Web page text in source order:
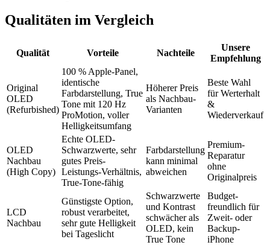
Qualitäten im Vergleich
Qualität Vorteile Nachteile
Unsere
Empfehlung
Original
OLED
(Refurbished)
100 % Apple-Panel,
identische
Farbdarstellung, True
Tone mit 120 Hz
ProMotion, voller
Helligkeitsumfang
Höherer Preis
als Nachbau-
Varianten
Beste Wahl
für Werterhalt
&
Wiederverkauf
OLED
Nachbau
(High Copy)
Echte OLED-
Schwarzwerte, sehr
gutes Preis-
Leistungs-Verhältnis,
True-Tone-fähig
Farbdarstellung
kann minimal
abweichen
Premium-
Reparatur
ohne
Originalpreis
LCD
Nachbau
Günstigste Option,
robust verarbeitet,
sehr gute Helligkeit
bei Tageslicht
Schwarzwerte
und Kontrast
schwächer als
OLED, kein
True Tone
Budget-
freundlich für
Zweit- oder
Backup-
iPhone